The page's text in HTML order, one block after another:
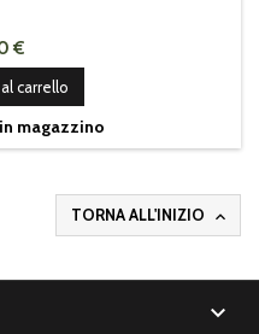
€
carrello
magazzino
TORNA ALL'INIZIO 
